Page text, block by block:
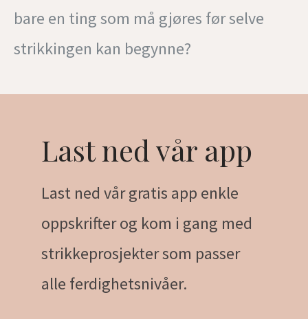
bare en ting som må gjøres før selve
strikkingen kan begynne?
Last ned vår app
Last ned vår gratis app enkle
oppskrifter og kom i gang med
strikkeprosjekter som passer
alle ferdighetsnivåer.